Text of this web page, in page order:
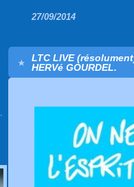
27/09/2014
LTC LIVE
HERVé GOURDEL.